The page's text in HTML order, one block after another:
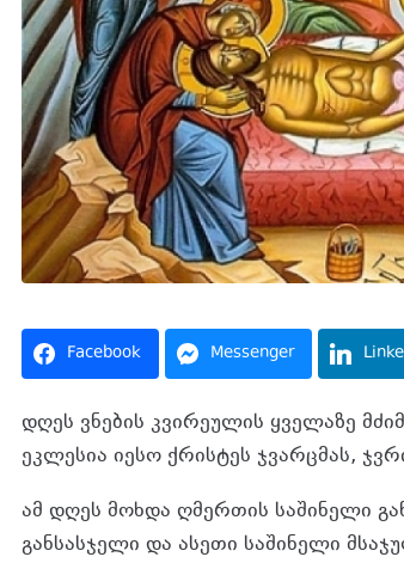
Facebook Messenger
დღეს ვნების კვირეულის ყველაზე
ეკლესია იესო ქრისტეს ჯვარცმას,
ამ დღეს მოხდა ღმერთის საშინელი
განსასჯელი და ასეთი საშინელი